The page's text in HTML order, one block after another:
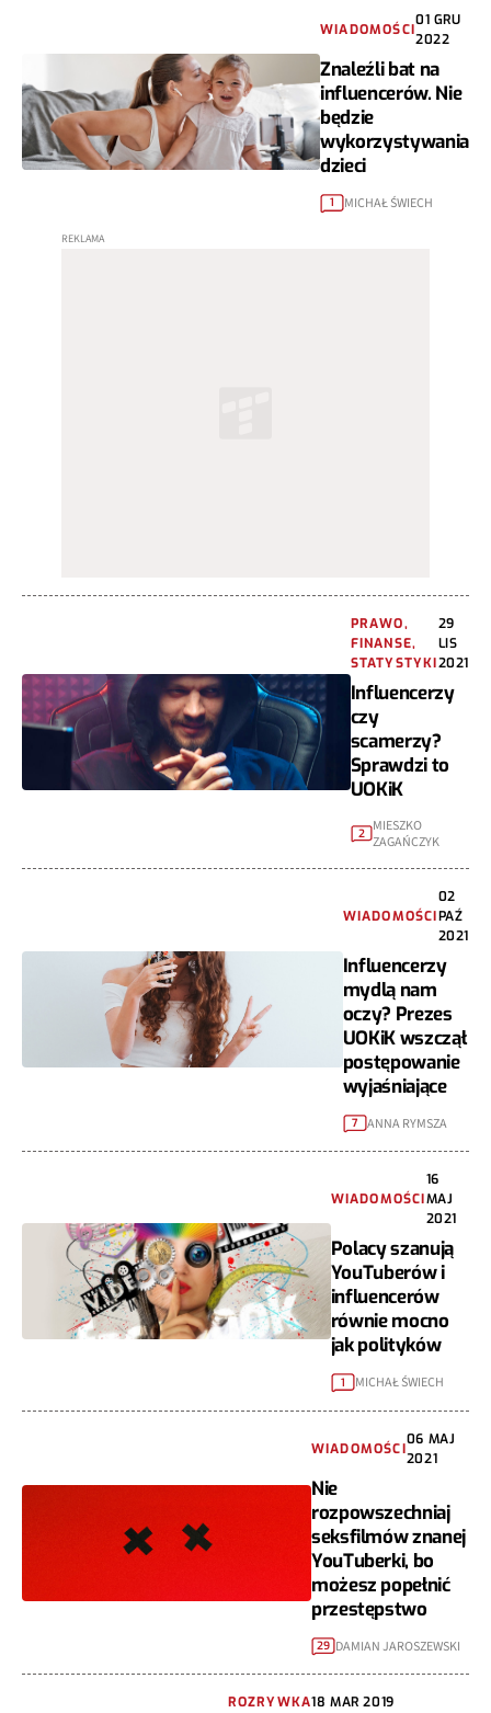
WIADOMOŚCI
01 GRU
2022
Znaleźli bat na
influencerów. Nie
będzie
wykorzystywania
dzieci
1 MICHAŁ ŚWIECH
PRAWO,
FINANSE,
STATYSTYKI
29
LIS
2021
Influencerzy
czy
scamerzy?
Sprawdzi to
UOKiK
2 MIESZKO
ZAGAŃCZYK
WIADOMOŚCI
02
PAŹ
2021
Influencerzy
mydlą nam
oczy? Prezes
UOKiK wszczął
postępowanie
wyjaśniające
7 ANNA RYMSZA
WIADOMOŚCI
16
MAJ
2021
Polacy szanują
YouTuberów i
influencerów
równie mocno
jak polityków
1 MICHAŁ ŚWIECH
WIADOMOŚCI
06 MAJ
2021
Nie
rozpowszechniaj
seksfilmów znanej
YouTuberki, bo
możesz popełnić
przestępstwo
29 DAMIAN JAROSZEWSKI
ROZRYWKA18 MAR 2019